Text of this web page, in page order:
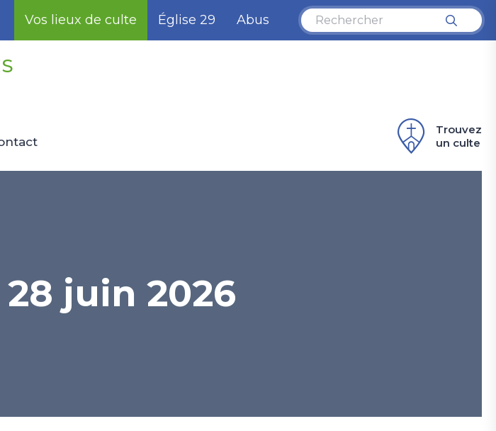
Vos lieux de culte Église 29 Abus
Trouvez
un culte
juin 2026